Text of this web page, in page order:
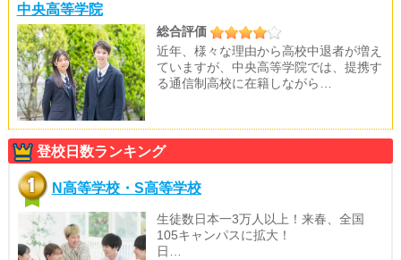
中央高等学院
総合評価
近年、様々な理由から高校中退者が増え
ていますが、中央高等学院では、提携す
る通信制高校に在籍しながら…
登校日数ランキング
N高等学校・S高等学校
生徒数日本一3万人以上！来春、全国
105キャンパスに拡大！
日…